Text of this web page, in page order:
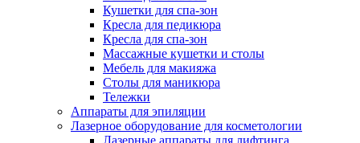
Кушетки для спа-зон
Кресла для педикюра
Кресла для спа-зон
Массажные кушетки и столы
Мебель для макияжа
Столы для маникюра
Тележки
Аппараты для эпиляции
Лазерное оборудование для косметологии
Лазерные аппараты для лифтинга